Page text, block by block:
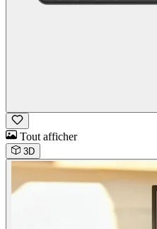
Tout afficher
3D